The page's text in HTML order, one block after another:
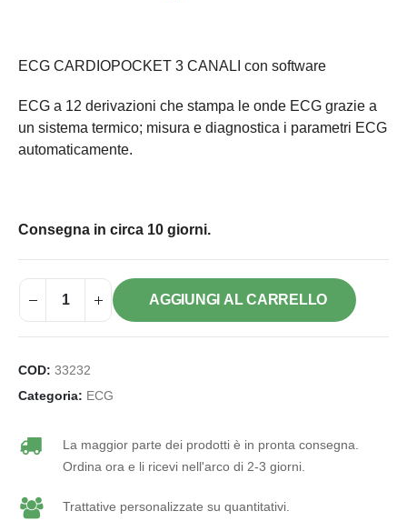
ECG CARDIOPOCKET 3 CANALI con software
ECG a 12 derivazioni che stampa le onde ECG grazie a
un sistema termico; misura e diagnostica i parametri ECG
automaticamente.
Consegna in circa 10 giorni.
AGGIUNGI AL CARRELLO
COD: 33232
Categoria: ECG
La maggior parte dei prodotti è in pronta consegna.
Ordina ora e li ricevi nell'arco di 2-3 giorni.
Trattative personalizzate su quantitativi.